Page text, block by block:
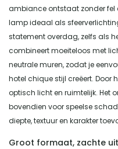
ambiance ontstaat zonder fel
lamp ideaal als
statement overdag, zelfs als
combineert moeiteloos met
neutrale muren, zodat je
hotel chique stijl creëert. Door
optisch licht en ruimtelijk. Het
bovendien voor speelse
diepte, textuur en karakter
Groot formaat, zachte